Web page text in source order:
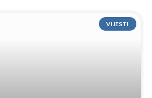
VIJESTI